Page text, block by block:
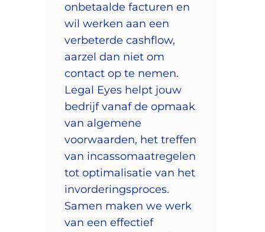
onbetaalde facturen en
wil werken aan een
verbeterde cashflow,
aarzel dan niet om
contact op te nemen.
Legal Eyes helpt jouw
bedrijf vanaf de opmaak
van algemene
voorwaarden, het treffen
van incassomaatregelen
tot optimalisatie van het
invorderingsproces.
Samen maken we werk
van een effectief